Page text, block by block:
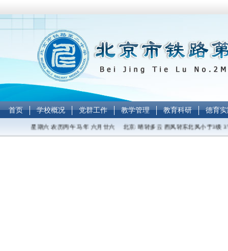
首页 学校概况 党群工作 教学管理 教育科研 德育
08月08日 星期六 农历丙午 马年 六月廿六 北京: 晴转多云 西风转东北风小于3级